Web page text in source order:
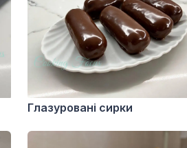
Глазуровані сирки